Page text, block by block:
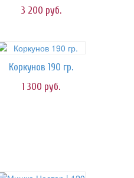
3 200 руб.
Коркунов 190 гр.
1 300 руб.